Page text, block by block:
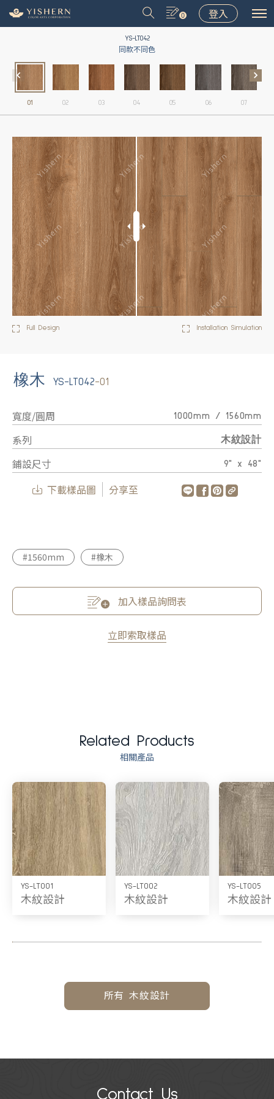
0 登入
YS-LT042
同款不同色
01 02 03 04 05 06 07
Full Design Installation Simulation
橡木 YS-LT042-01
寬度/圓周 1000mm / 1560mm
系列 木紋設計
鋪設尺寸 9" x 48"
下載樣品圖 分享至
#1560mm #橡木
加入樣品詢問表
立即索取樣品
Related Products
相關產品
YS-LT001
木紋設計
YS-LT002
木紋設計
YS-LT005
木紋設計
所有 木紋設計
Contact Us